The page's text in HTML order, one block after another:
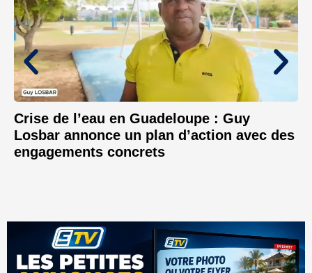
Crise de l’eau en Guadeloupe : Guy
Losbar annonce un plan d’action avec des
engagements concrets